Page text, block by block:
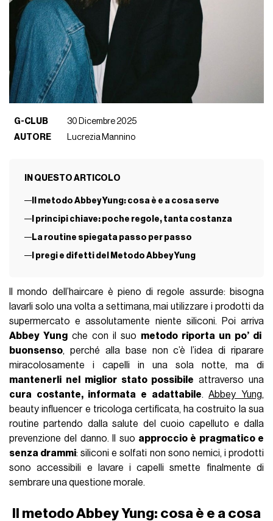
G-CLUB
30 Dicembre 2025
AUTORE
Lucrezia Mannino
IN QUESTO ARTICOLO
Il metodo Abbey Yung: cosa è e a cosa serve
I principi chiave: poche regole, tanta costanza
La routine spiegata passo per passo
I pregi e difetti del Metodo Abbey Yung
Il mondo dell’haircare è pieno di regole assurde: bisogna
lavarli solo una volta a settimana, mai utilizzare i prodotti da
supermercato e assolutamente niente siliconi. Poi arriva
Abbey Yung che con il suo metodo riporta un po’ di
buonsenso, perché alla base non c’è l’idea di riparare
miracolosamente i capelli in una sola notte, ma di
mantenerli nel miglior stato possibile attraverso una
cura costante, informata e adattabile.Abbey Yung,
beauty influencer e tricologa certificata, ha costruito la sua
routine partendo dalla salute del cuoio capelluto e dalla
prevenzione del danno. Il suo approccio è pragmatico e
senza drammi: siliconi e solfati non sono nemici, i prodotti
sono accessibili e lavare i capelli smette finalmente di
sembrare una questione morale.
Il metodo Abbey Yung: cosa è e a cosa